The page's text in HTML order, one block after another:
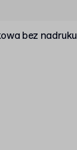
bez nadruku